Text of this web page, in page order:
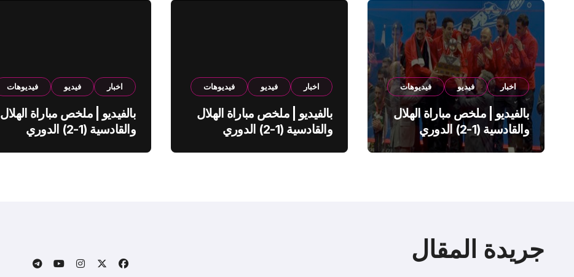
اخبار فيديو فيديوهات
بالفيديو | ملخص مباراة الهلال
والقادسية (1-2) الدوري
السعودي
اخبار فيديو فيديوهات
بالفيديو | ملخص مباراة الهلال
والقادسية (1-2) الدوري
اخبار فيديو فيديوهات
بالفيديو | ملخص مباراة الهلال
والقادسية (1-2) الدوري
جريدة المقال